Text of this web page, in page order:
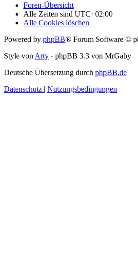
Foren-Übersicht
Alle Zeiten sind UTC+02:00
Alle Cookies löschen
Powered by phpBB® Forum Software ©
Style von Arty - phpBB 3.3 von MrGaby
Deutsche Übersetzung durch phpBB.de
Datenschutz | Nutzungsbedingungen